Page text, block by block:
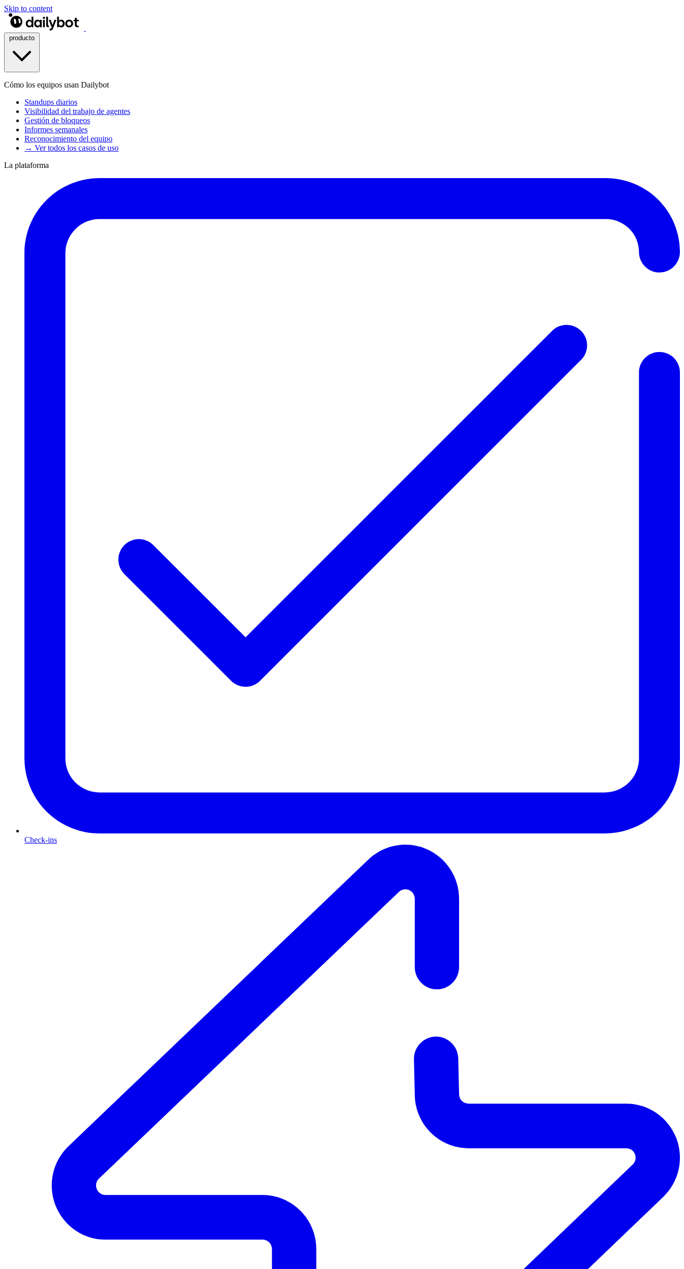
Skip to content
Cómo los equipos usan Dailybot
Standups diarios
Visibilidad del trabajo de agentes
Gestión de bloqueos
Informes semanales
Reconocimiento del equipo
→ Ver todos los casos de uso
La plataforma
Check-ins